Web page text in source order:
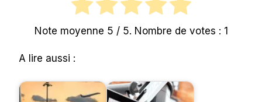
Note moyenne 5 / 5. Nombre de votes : 1
A lire aussi :